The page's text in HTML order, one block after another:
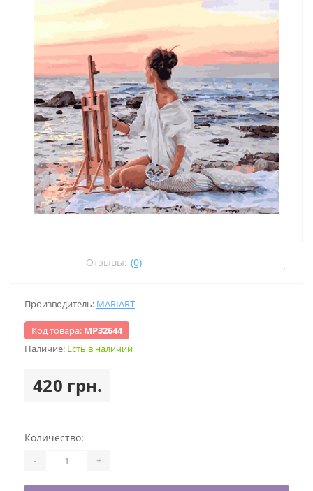
Отзывы: (0)
Производитель: MARIART
Код товара: МР32644
Наличие: Есть в наличии
420 грн.
Количество:
- +